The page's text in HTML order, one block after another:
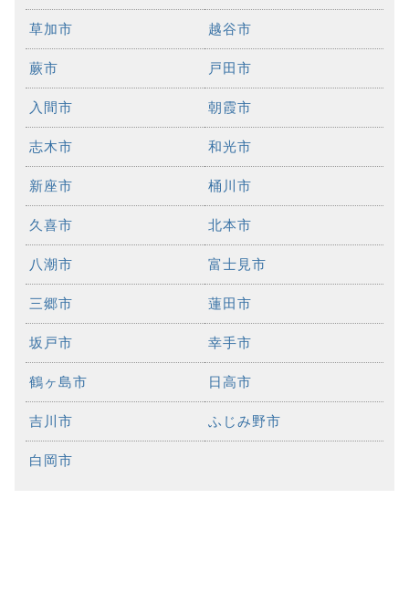
草加市 越谷市
蕨市 戸田市
入間市 朝霞市
志木市 和光市
新座市 桶川市
久喜市 北本市
八潮市 富士見市
三郷市 蓮田市
坂戸市 幸手市
鶴ヶ島市 日高市
吉川市 ふじみ野市
白岡市